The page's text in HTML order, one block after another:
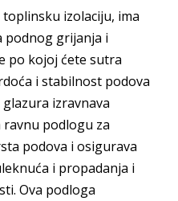
izolaciju, ima
podnog grijanja i
po kojoj ćete sutra
i stabilnost podova
izravnava
podlogu za
podova i osigurava
i propadanja i
Ova podloga